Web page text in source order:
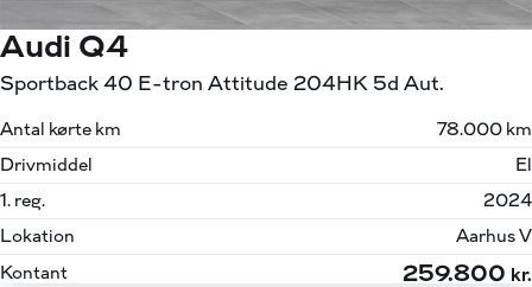
Audi Q4
Sportback 40 E-tron Attitude 204HK 5d Aut.
Antal kørte km
78.000 km
Drivmiddel
El
1. reg.
2024
Lokation
Aarhus V
Kontant
259.800 kr.